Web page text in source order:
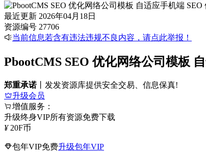
最近更新 2026年04月18日
资源编号 27706
当前信息若含有违法违规不良内容，请点此举报！
PbootCMS SEO 优化网络公司模板
郑重承诺丨发发资源库提供安全交易、信息保真!
升级会员
增值服务：
升级终身VIP所有资源免费下载
¥ 20F币
包年VIP免费升级包年VIP